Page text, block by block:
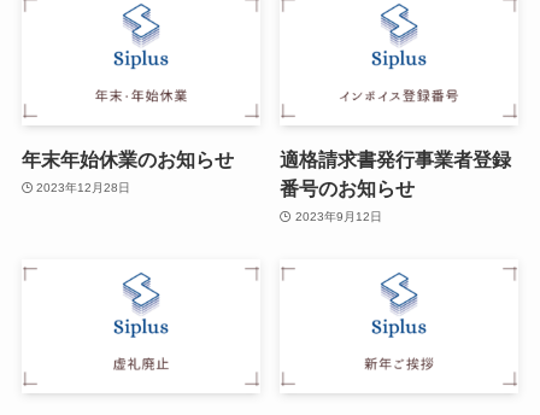
年末年始休業のお知らせ
2023年12月28日
適格請求書発行事業者登録
番号のお知らせ
2023年9月12日